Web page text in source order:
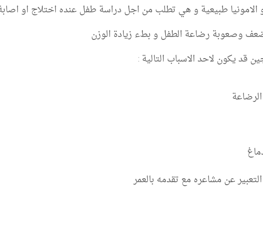
طبيعية و هي تطلب من اجل دراسة طفل عنده اختلاج او
وصعوبة رضاعة الطفل و بطء زيادة الوزن
قد يكون لاحد الاسباب التالية :
عن مشاعره مع تقدمه بالعمر